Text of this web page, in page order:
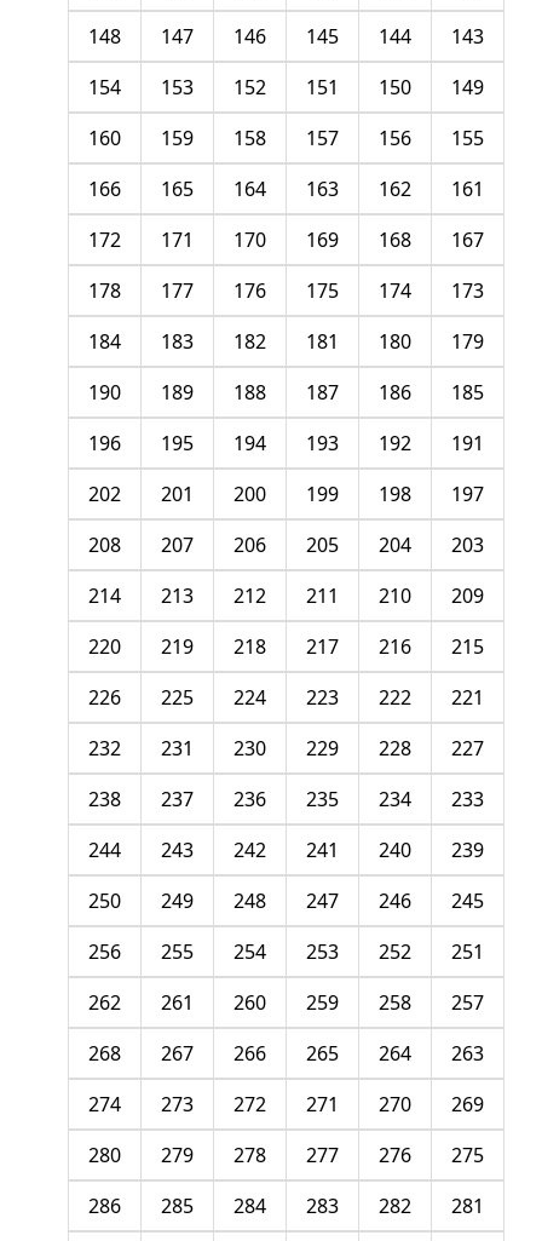
143
144
145
146
147
148
149
150
151
152
153
154
155
156
157
158
159
160
161
162
163
164
165
166
167
168
169
170
171
172
173
174
175
176
177
178
179
180
181
182
183
184
185
186
187
188
189
190
191
192
193
194
195
196
197
198
199
200
201
202
203
204
205
206
207
208
209
210
211
212
213
214
215
216
217
218
219
220
221
222
223
224
225
226
227
228
229
230
231
232
233
234
235
236
237
238
239
240
241
242
243
244
245
246
247
248
249
250
251
252
253
254
255
256
257
258
259
260
261
262
263
264
265
266
267
268
269
270
271
272
273
274
275
276
277
278
279
280
281
282
283
284
285
286